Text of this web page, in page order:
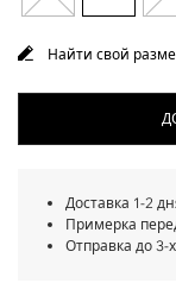
Найти свой
Доставка 1-2
Примерка
Отправка до 3-